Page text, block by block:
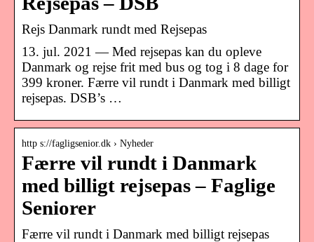
Rejs Danmark rundt med Rejsepas
13. jul. 2021 — Med rejsepas kan du opleve
Danmark og rejse frit med bus og tog i 8 dage for
399 kroner. Færre vil rundt i Danmark med billigt
rejsepas. DSB’s …
http s://fagligsenior.dk › Nyheder
Færre vil rundt i Danmark
med billigt rejsepas – Faglige
Seniorer
Færre vil rundt i Danmark med billigt rejsepas